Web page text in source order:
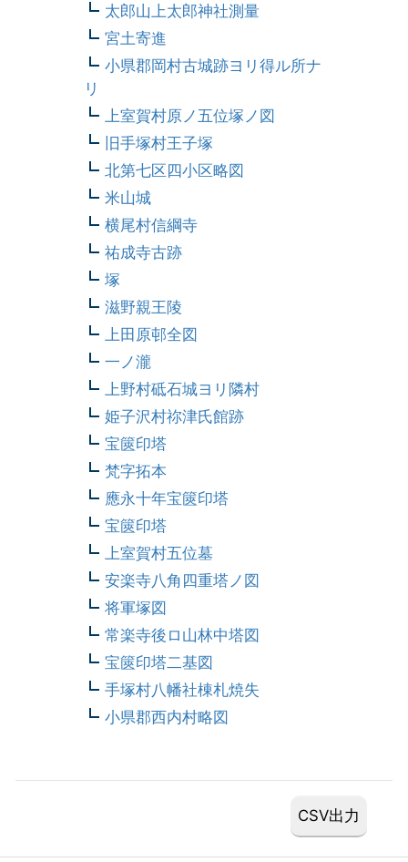
太郎山上太郎神社測量
宮土寄進
小県郡岡村古城跡ヨリ得ル所ナ
リ
上室賀村原ノ五位塚ノ図
旧手塚村王子塚
北第七区四小区略図
米山城
横尾村信綱寺
祐成寺古跡
塚
滋野親王陵
上田原邨全図
一ノ瀧
上野村砥石城ヨリ隣村
姫子沢村祢津氏館跡
宝篋印塔
梵字拓本
應永十年宝篋印塔
宝篋印塔
上室賀村五位墓
安楽寺八角四重塔ノ図
将軍塚図
常楽寺後ロ山林中塔図
宝篋印塔二基図
手塚村八幡社棟札焼失
小県郡西内村略図